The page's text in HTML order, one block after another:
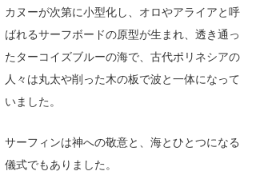
カヌーが次第に小型化し、オロやアライアと呼
ばれるサーフボードの原型が生まれ、透き通っ
たターコイズブルーの海で、古代ポリネシアの
人々は丸太や削った木の板で波と一体になって
いました。
サーフィンは神への敬意と、海とひとつになる
儀式でもありました。
mitz
OYZ
S.K
VAGY